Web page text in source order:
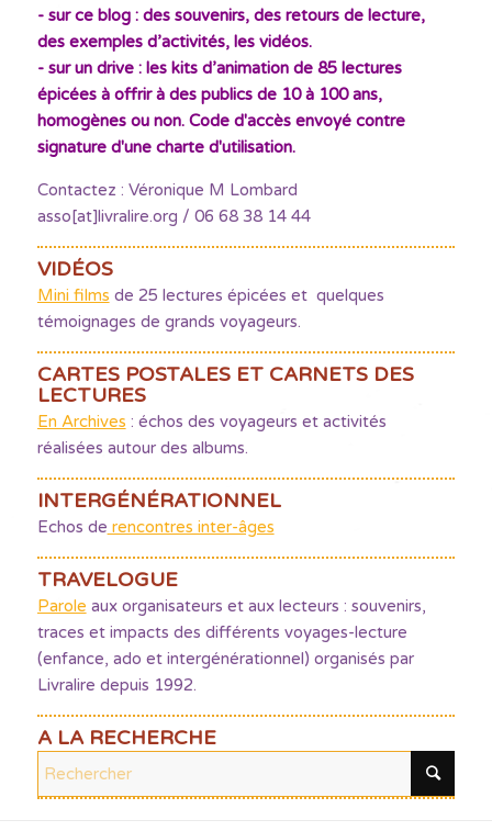
- sur ce blog : des souvenirs, des retours de lecture,
des exemples d’activités, les vidéos.
- sur un drive : les kits d’animation de 85 lectures
épicées à offrir à des publics de 10 à 100 ans,
homogènes ou non. Code d'accès envoyé contre
signature d'une charte d'utilisation.
Contactez : Véronique M Lombard
asso[at]livralire.org / 06 68 38 14 44
VIDÉOS
Mini films de 25 lectures épicées et quelques
témoignages de grands voyageurs.
CARTES POSTALES ET CARNETS DES
LECTURES
En Archives : échos des voyageurs et activités
réalisées autour des albums.
INTERGÉNÉRATIONNEL
Echos de rencontres inter-âges
TRAVELOGUE
Parole aux organisateurs et aux lecteurs : souvenirs,
traces et impacts des différents voyages-lecture
(enfance, ado et intergénérationnel) organisés par
Livralire depuis 1992.
A LA RECHERCHE